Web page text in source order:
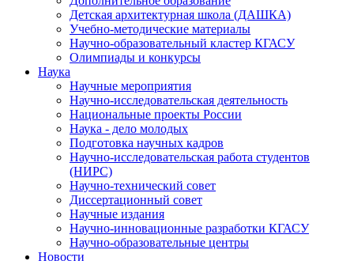
Детская архитектурная школа (ДАШКА)
Учебно-методические материалы
Научно-образовательный кластер КГАСУ
Олимпиады и конкурсы
Наука
Научные мероприятия
Научно-исследовательская деятельность
Национальные проекты России
Наука - дело молодых
Подготовка научных кадров
Научно-исследовательская работа студентов
(НИРС)
Научно-технический совет
Диссертационный совет
Научные издания
Научно-инновационные разработки КГАСУ
Научно-образовательные центры
Новости